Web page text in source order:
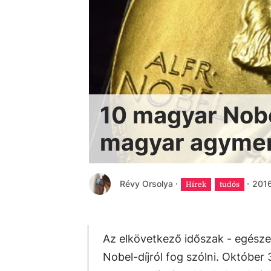
10 magyar
magyar
Révy Orsolya · Hírek tudós ·
Az elkövetkező időszak -
Nobel-díjról fog szólni. Október